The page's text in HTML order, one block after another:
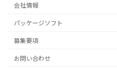
会社情報
パッケージソフト
募集要項
お問い合わせ